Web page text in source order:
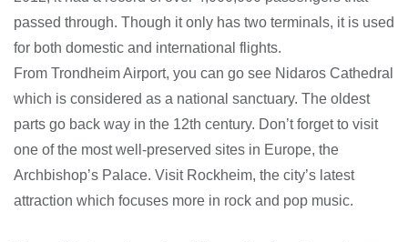
passed through. Though it only has two terminals, it is used
for both domestic and international flights.
From Trondheim Airport, you can go see Nidaros Cathedral
which is considered as a national sanctuary. The oldest
parts go back way in the 12th century. Don’t forget to visit
one of the most well-preserved sites in Europe, the
Archbishop’s Palace. Visit Rockheim, the city’s latest
attraction which focuses more in rock and pop music.